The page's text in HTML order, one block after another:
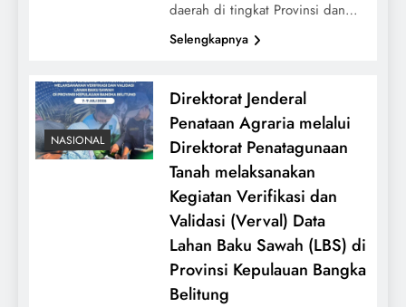
daerah di tingkat Provinsi dan…
Selengkapnya
NASIONAL
Direktorat Jenderal
Penataan Agraria melalui
Direktorat Penatagunaan
Tanah melaksanakan
Kegiatan Verifikasi dan
Validasi (Verval) Data
Lahan Baku Sawah (LBS) di
Provinsi Kepulauan Bangka
Belitung